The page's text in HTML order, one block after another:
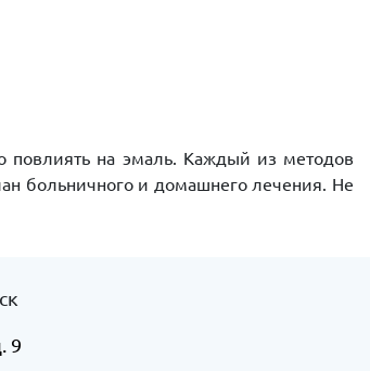
повлиять на эмаль. Каждый из методов
больничного и домашнего лечения. Не
9